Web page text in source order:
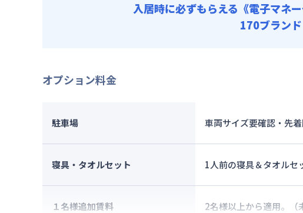
入居時に必ずもらえる 《電子マネ
170ブラン
オプション料金
駐車場 車両サイズ要確認・先
寝具・タオルセット 1人前の寝具＆タオルセ
１名様追加賃料 2名様以上から適用。（